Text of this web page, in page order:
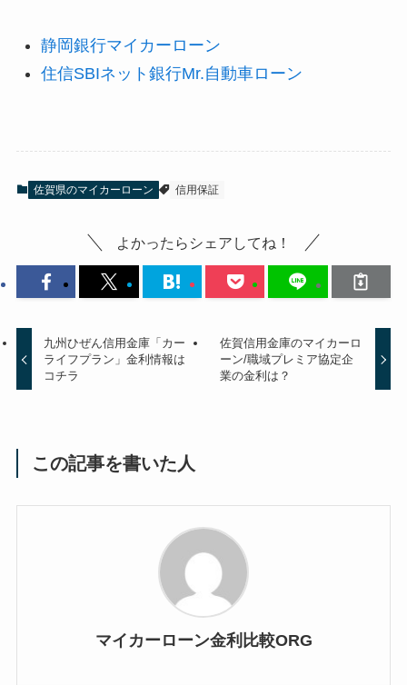
静岡銀行マイカーローン
住信SBIネット銀行Mr.自動車ローン
佐賀県のマイカーローン 信用保証
よかったらシェアしてね！
九州ひぜん信用金庫「カー
ライフプラン」金利情報は
コチラ
佐賀信用金庫のマイカーロ
ーン/職域プレミア協定企
業の金利は？
この記事を書いた人
マイカーローン金利比較ORG